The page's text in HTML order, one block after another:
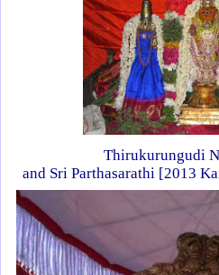
Thirukurungudi
and Sri Parthasarathi [2013